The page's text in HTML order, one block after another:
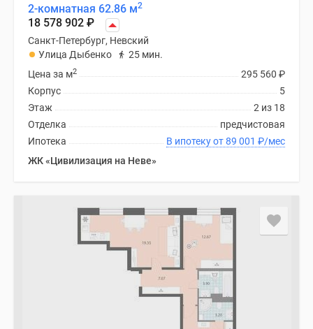
2-комнатная 62.86 м2
18 578 902 ₽
Санкт-Петербург, Невский
Улица Дыбенко
25 мин.
295 560 ₽
Цена за м2
5
Корпус
2 из 18
Этаж
предчистовая
Отделка
В ипотеку от 89 001 ₽/мес
Ипотека
ЖК «Цивилизация на Неве»